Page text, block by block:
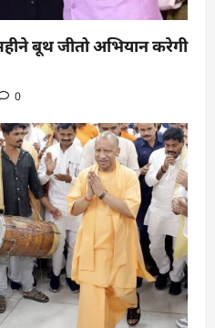
बूथ जीतो अभियान करेगी
0